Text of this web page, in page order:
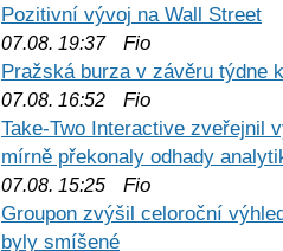
Pozitivní vývoj na Wall Street
07.08. 19:37Fio
Pražská burza v závěru týdne
07.08. 16:52 Fio
Take-Two Interactive zveřejnil
mírně překonaly odhady
07.08. 15:25 Fio
Groupon zvýšil celoroční
byly smíšené